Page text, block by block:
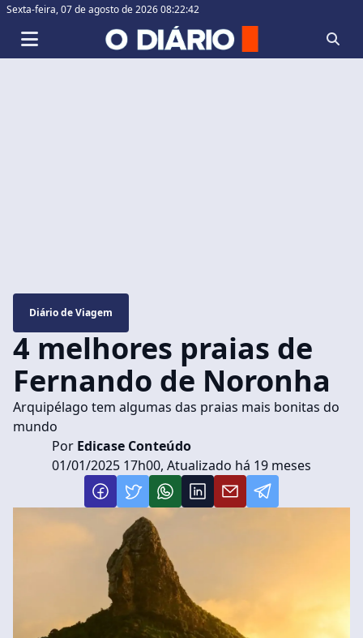
Sexta-feira,07 de agosto de 2026 08:22:43
Diário de Viagem
4 melhores praias de
Fernando de Noronha
Arquipélago tem algumas das praias mais bonitas do
mundo
Por Edicase Conteúdo
01/01/2025 17h00, Atualizado há 19 meses